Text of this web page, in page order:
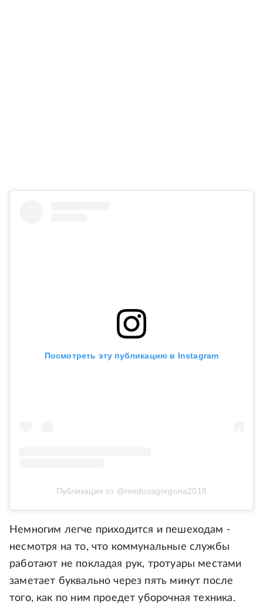
Посмотреть эту публикацию в Instagram
Публикация от @meduzagorgona2018
Немногим легче приходится и пешеходам -
несмотря на то, что коммунальные службы
работают не покладая рук, тротуары местами
заметает буквально через пять минут после
того, как по ним проедет уборочная техника.